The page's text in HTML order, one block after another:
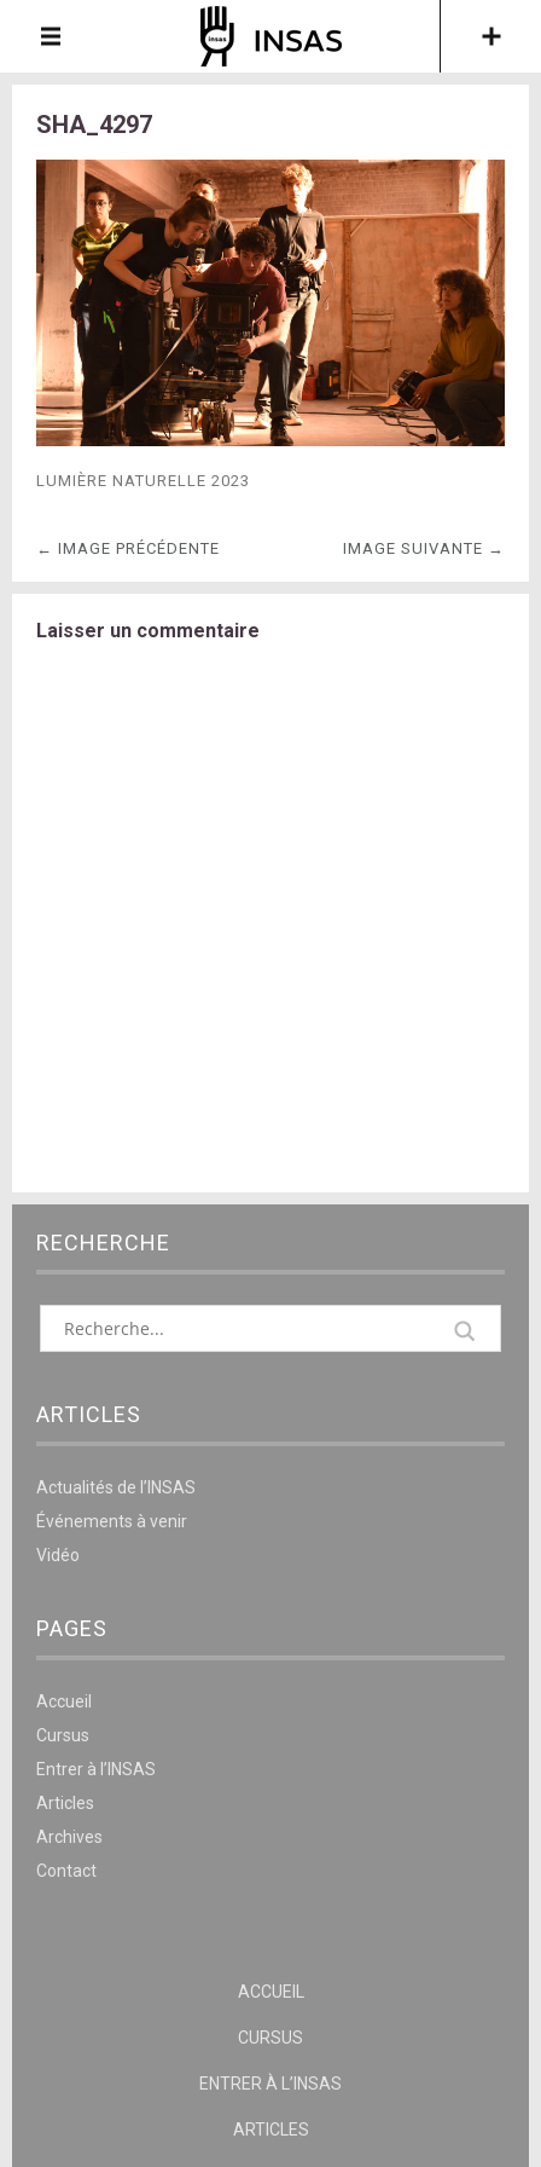
SHA_4297
LUMIÈRE NATURELLE 2023
← IMAGE PRÉCÉDENTE IMAGE SUIVANTE →
Laisser un commentaire
RECHERCHE
ARTICLES
Actualités de l’INSAS
Événements à venir
Vidéo
PAGES
Accueil
Cursus
Entrer à l’INSAS
Articles
Archives
Contact
ACCUEIL
CURSUS
ENTRER À L’INSAS
ARTICLES